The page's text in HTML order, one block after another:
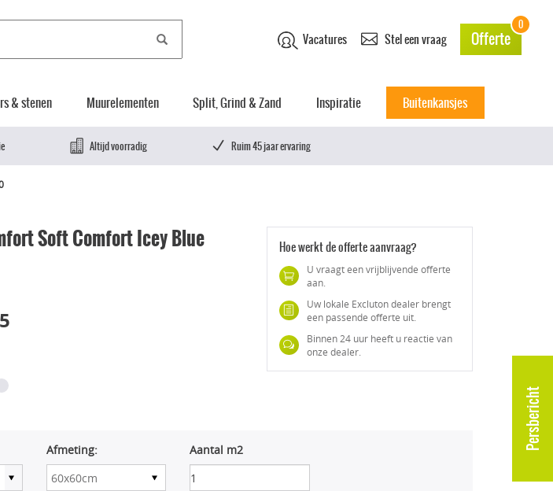
Persbericht
Vacatures Stel een vraag Offerte
0
& stenen Muurelementen Split, Grind & Zand Inspiratie Buitenkansjes
Altijd voorradig Ruim 45 jaar ervaring
Soft Comfort Icey Blue
Hoe werkt de offerte aanvraag?
U vraagt een vrijblijvende offerte
aan.
Uw lokale Excluton dealer brengt
een passende offerte uit.
Binnen 24 uur heeft u reactie van
onze dealer.
Afmeting: Aantal m2